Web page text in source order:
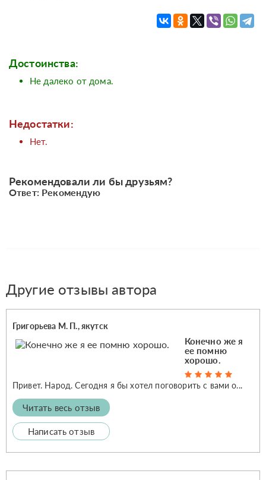
Достоинства:
Не далеко от дома.
Недостатки:
Нет.
Рекомендовали ли бы друзьям?
Ответ: Рекомендую
Другие отзывы автора
Григорьева М. П., якутск
Конечно же я
ее помню
хорошо.
Привет. Народ. Сегодня я бы хотел поговорить с вами о...
Читать весь отзыв
Написать отзыв